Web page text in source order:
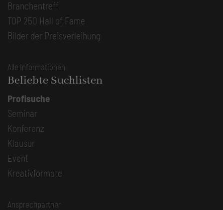
Branchentreff
TOP 250 Hall of Fame
Bilder der Preisverleihung
Alle Informationen
Beliebte Suchlisten
Profisuche
Seminar
Konferenz
Klausur
Event
Kreativformate
Ansprechpartner